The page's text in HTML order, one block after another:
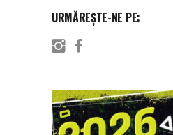
URMĂREȘTE-NE PE: